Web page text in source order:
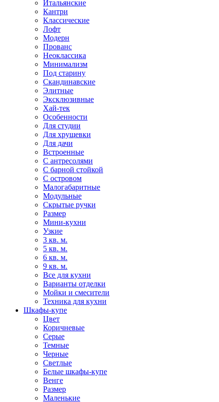
Итальянские
Кантри
Классические
Лофт
Модерн
Прованс
Неоклассика
Минимализм
Под старину
Скандинавские
Элитные
Эксклюзивные
Хай-тек
Особенности
Для студии
Для хрущевки
Для дачи
Встроенные
С антресолями
С барной стойкой
С островом
Малогабаритные
Модульные
Скрытые ручки
Размер
Мини-кухни
Узкие
3 кв. м.
5 кв. м.
6 кв. м.
9 кв. м.
Все для кухни
Варианты отделки
Мойки и смесители
Техника для кухни
Шкафы-купе
Цвет
Коричневые
Серые
Темные
Черные
Светлые
Белые шкафы-купе
Венге
Размер
Маленькие